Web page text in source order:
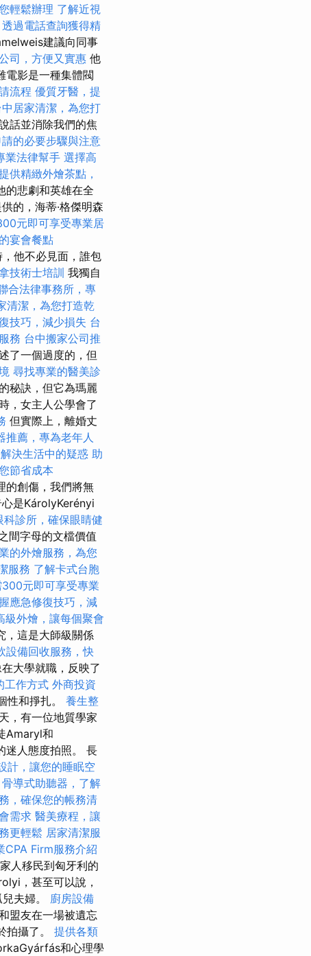
輕鬆辦理 了解近視
透過電話查詢獲得精
建議向同事
司，方便又實惠 他
電影是一種集體閥
流程 優質牙醫，提
中居家清潔，為您打
話並消除我們的焦
的必要步驟與注意
業法律幫手 選擇高
供精緻外燴茶點，
的悲劇和英雄在全
的，海蒂·格傑明森
元即可享受專業居
宴會餐點
他不必見面，誰包
技術士培訓 我獨自
合法律事務所，專
清潔，為您打造乾
技巧，減少損失 台
務 台中搬家公司推
了一個過度的，但
尋找專業的醫美診
秘訣，但它為瑪麗
，女主人公學會了
但實際上，離婚丈
推薦，專為老年人
決生活中的疑惑 助
節省成本
的創傷，我們將無
是KárolyKerényi
科診所，確保眼睛健
間字母的文檔價值
的外燴服務，為您
服務 了解卡式台胞
元即可享受專業
應急修復技巧，減
級外燴，讓每個聚會
，這是大師級關係
設備回收服務，快
大學就職，反映了
工作方式 外商投資
性和掙扎。 養生整
，有一位地質學家
Amaryl和
迷人態度拍照。 長
計，讓您的睡眠空
骨導式助聽器，了解
，確保您的帳務清
需求 醫美療程，讓
更輕鬆 居家清潔服
CPA Firm服務介紹
人移民到匈牙利的
，甚至可以說，
夫婦。 廚房設備
盟友在一場被遺忘
拍攝了。 提供各類
和心理學